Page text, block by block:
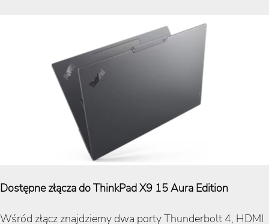
Dostępne złącza do ThinkPad X9 15 Aura Edition
Wśród złącz znajdziemy dwa porty Thunderbolt 4, HDMI